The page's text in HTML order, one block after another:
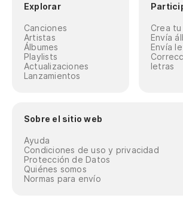
Explorar
Canciones
Artistas
Álbumes
Playlists
Actualizaciones
Lanzamientos
Crea
Envía
Envía
letras
Sobre el sitio web
Ayuda
Condiciones de uso y privacidad
Protección de Datos
Quiénes somos
Normas para envío